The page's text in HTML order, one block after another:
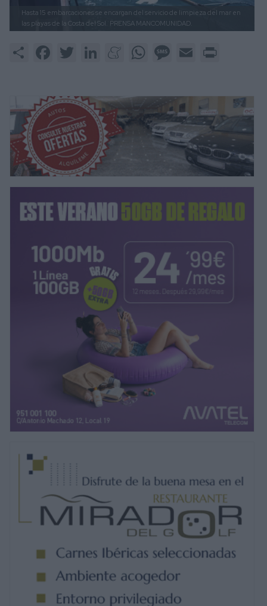
Hasta 15 embarcaciones se encargan del servicio de limpieza del mar en
las playas de la Costa del Sol.
PRENSA MANCOMUNIDAD.
Share FacebookTwitter LinkedInMeneameWhatsAppMessage
Email